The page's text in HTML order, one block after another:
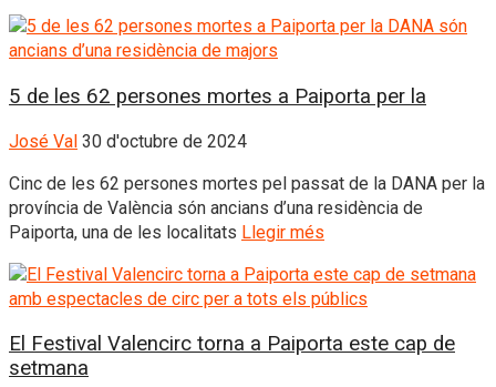
5 de les 62 persones mortes a Paiporta per la
José Val 30 d'octubre de 2024
Cinc de les 62 persones mortes pel passat de la DANA per la
província de València són ancians d’una residència de
Paiporta, una de les localitats Llegir més
El Festival Valencirc torna a Paiporta este cap de
setmana